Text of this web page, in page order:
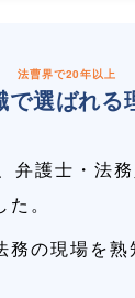
法曹界で20年以上
で選ばれる
弁護士・法
。
務の現場を